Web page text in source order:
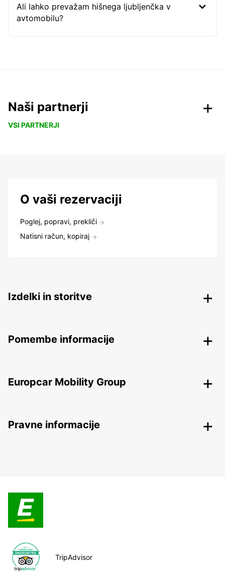
Ali lahko prevažam hišnega ljubljenčka v
avtomobilu?
Naši partnerji
VSI PARTNERJI
O vaši rezervaciji
Poglej, popravi, prekliči
Natisni račun, kopiraj
Izdelki in storitve
Pomembe informacije
Europcar Mobility Group
Pravne informacije
TripAdvisor